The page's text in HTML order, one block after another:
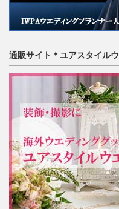
通販サイト＊ユアスタイル